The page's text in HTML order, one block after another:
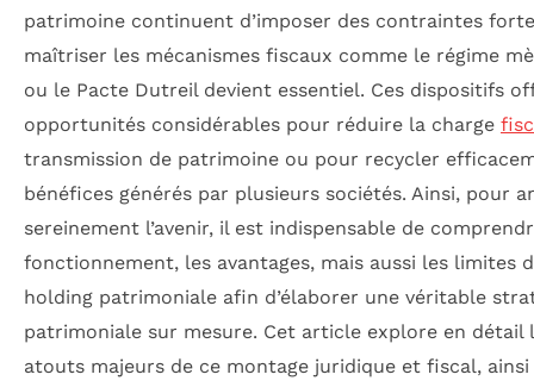
patrimoine continuent d’imposer des contraintes
maîtriser les mécanismes fiscaux comme le régime
ou le Pacte Dutreil devient essentiel. Ces dispositifs
opportunités considérables pour réduire la charge
transmission de patrimoine ou pour recycler
bénéfices générés par plusieurs sociétés. Ainsi, pour
sereinement l’avenir, il est indispensable de
fonctionnement, les avantages, mais aussi les limites
holding patrimoniale afin d’élaborer une véritable
patrimoniale sur mesure. Cet article explore en détail
atouts majeurs de ce montage juridique et fiscal, ainsi